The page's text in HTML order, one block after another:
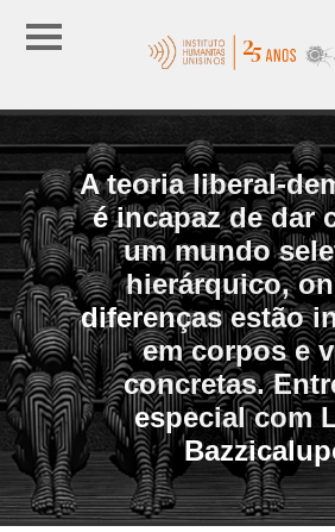
A teoria liberal-
é incapaz de dar
um mundo
hierárquico,
diferenças estão
em corpos e
concretas.
especial com